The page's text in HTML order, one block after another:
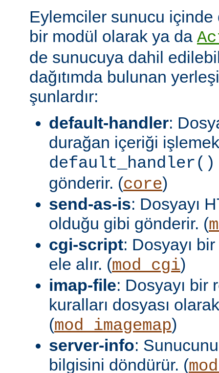
Eylemciler sunucu
bir modül olarak ya da
de sunucuya dahil
dağıtımda bulunan
şunlardır:
default-handler:
durağan içeriği
default_handler()
gönderir. (core)
send-as-is: Dosyayı
olduğu gibi gönderir. (
cgi-script: Dosyayı
ele alır. (mod_cgi)
imap-file: Dosyayı bir
kuralları dosyası
(mod_imagemap)
server-info:
bilgisini döndürür. (